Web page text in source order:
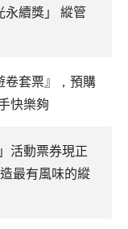
永續獎」 縱管
卷套票』，預購
快樂夠
活動票券現正
最有風味的縱